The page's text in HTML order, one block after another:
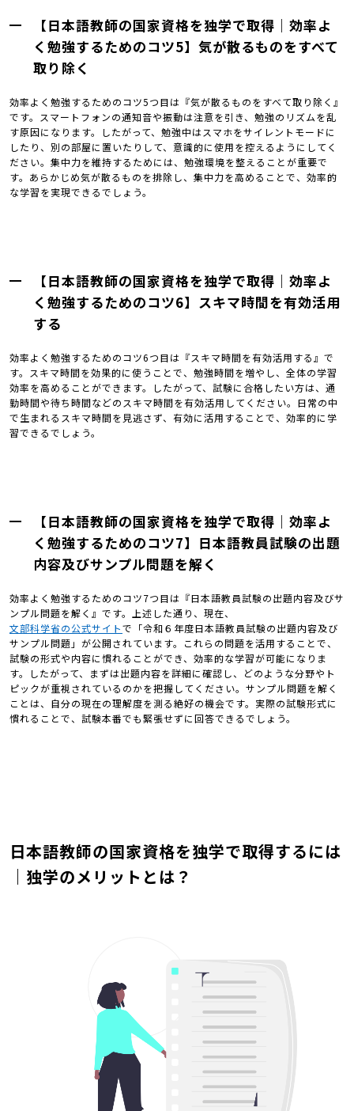
【日本語教師の国家資格を独学で取得｜効率よ
く勉強するためのコツ5】気が散るものをすべて
取り除く
効率よく勉強するためのコツ5つ目は『気が散るものをすべて取り除く』
です。スマートフォンの通知音や振動は注意を引き、勉強のリズムを乱
す原因になります。したがって、勉強中はスマホをサイレントモードに
したり、別の部屋に置いたりして、意識的に使用を控えるようにしてく
ださい。集中力を維持するためには、勉強環境を整えることが重要で
す。あらかじめ気が散るものを排除し、集中力を高めることで、効率的
な学習を実現できるでしょう。
【日本語教師の国家資格を独学で取得｜効率よ
く勉強するためのコツ6】スキマ時間を有効活用
する
効率よく勉強するためのコツ6つ目は『スキマ時間を有効活用する』で
す。スキマ時間を効果的に使うことで、勉強時間を増やし、全体の学習
効率を高めることができます。したがって、試験に合格したい方は、通
勤時間や待ち時間などのスキマ時間を有効活用してください。日常の中
で生まれるスキマ時間を見逃さず、有効に活用することで、効率的に学
習できるでしょう。
【日本語教師の国家資格を独学で取得｜効率よ
く勉強するためのコツ7】日本語教員試験の出題
内容及びサンプル問題を解く
効率よく勉強するためのコツ7つ目は『日本語教員試験の出題内容及びサ
ンプル問題を解く』です。上述した通り、現在、
文部科学省の公式サイトで「令和６年度日本語教員試験の出題内容及び
サンプル問題」が公開されています。これらの問題を活用することで、
試験の形式や内容に慣れることができ、効率的な学習が可能になりま
す。したがって、まずは出題内容を詳細に確認し、どのような分野やト
ピックが重視されているのかを把握してください。サンプル問題を解く
ことは、自分の現在の理解度を測る絶好の機会です。実際の試験形式に
慣れることで、試験本番でも緊張せずに回答できるでしょう。
日本語教師の国家資格を独学で取得するには
｜独学のメリットとは？